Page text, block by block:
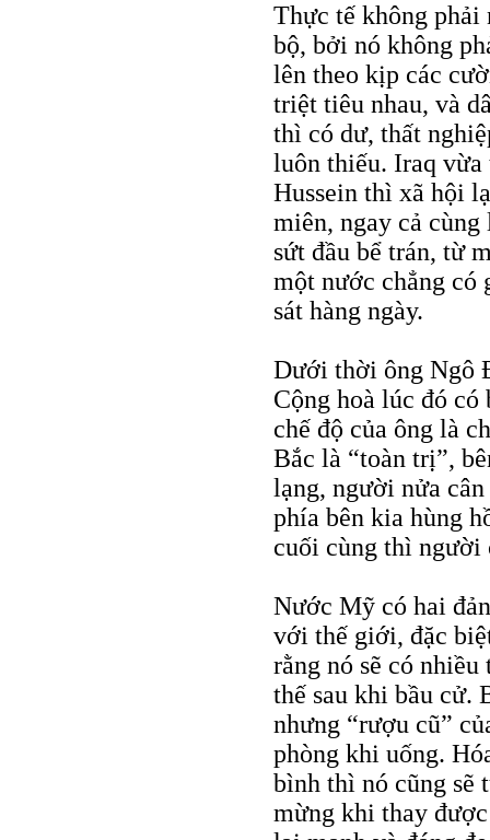
Thực tế không phải
bộ, bởi nó không
lên theo kịp các
triệt tiêu nhau, và
thì có dư, thất
luôn thiếu. Iraq vừa
Hussein thì xã hội
miên, ngay cả
sứt đầu bể trán, từ
một nước chẳng có
sát hàng ngày.
Dưới thời ông Ngô
Cộng hoà lúc đó
chế độ của ông là
Bắc là “toàn trị”,
lạng, người nửa
phía bên kia hùng
cuối cùng thì người
Nước Mỹ có hai
với thế giới, đặc
rằng nó sẽ có
thế sau khi bầu cử.
nhưng “rượu cũ”
phòng khi uống.
bình thì nó cũng sẽ
mừng khi thay